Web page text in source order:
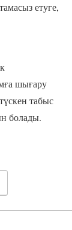
етуге,
шығару
табыс
болады.